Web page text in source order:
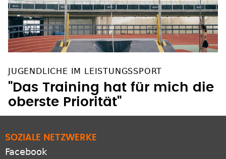
JUGENDLICHE IM LEISTUNGSSPORT
"Das Training hat für mich die
oberste Priorität"
SOZIALE NETZWERKE
Facebook